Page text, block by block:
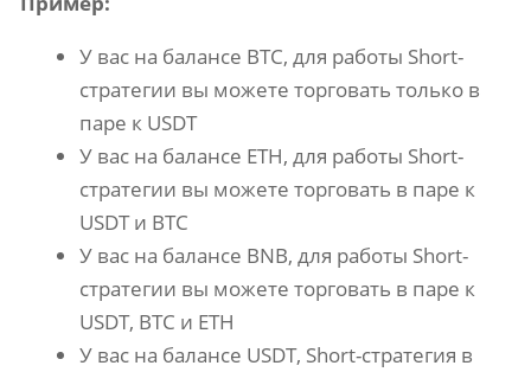
У вас на балансе BTC, для работы Short-
стратегии вы можете торговать только в
паре к USDT
У вас на балансе ETH, для работы Short-
стратегии вы можете торговать в паре к
USDT и BTC
У вас на балансе BNB, для работы Short-
стратегии вы можете торговать в паре к
USDT, BTC и ETH
У вас на балансе USDT, Short-стратегия в